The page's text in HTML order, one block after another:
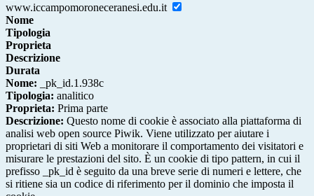
www.iccampomoroneceranesi.edu.it
Nome
Tipologia
Proprieta
Descrizione
Durata
Nome: _pk_id.1.938c
Tipologia: analitico
Proprieta: Prima parte
Descrizione: Questo nome di cookie è associato alla piattaforma di
analisi web open source Piwik. Viene utilizzato per aiutare i
proprietari di siti Web a monitorare il comportamento dei visitatori e
misurare le prestazioni del sito. È un cookie di tipo pattern, in cui il
prefisso _pk_id è seguito da una breve serie di numeri e lettere, che
si ritiene sia un codice di riferimento per il dominio che imposta il